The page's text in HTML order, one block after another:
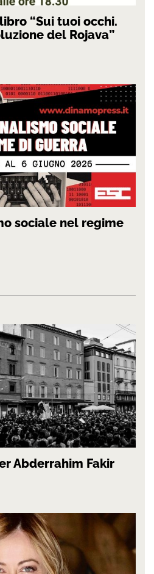
“Sui tuoi occhi.
del Rojava”
sociale nel regime
Abderrahim Fakir